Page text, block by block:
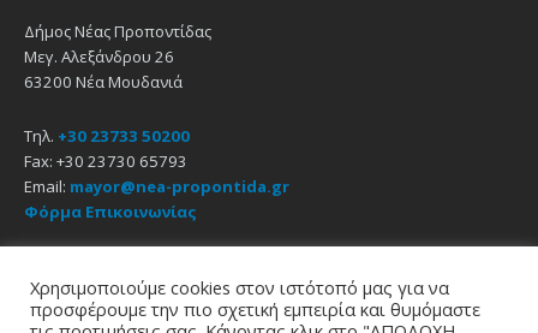
Δήμος Νέας Προποντίδας
Μεγ. Αλεξάνδρου 26
63200 Νέα Μουδανιά
Τηλ. +30 23733 50200
Fax: +30 23730 65793
Email: mayor@nea-propontida.gr
Φόρμα Επικοινωνίας
EmailFacebookYouTube
Χρησιμοποιούμε cookies στον ιστότοπό μας για να
προσφέρουμε την πιο σχετική εμπειρία και θυμόμαστε